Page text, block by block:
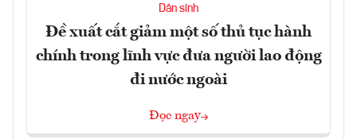
Dân sinh
Đề xuất cắt giảm một số thủ tục hành
chính trong lĩnh vực đưa người lao động
đi nước ngoài
Đọc ngay